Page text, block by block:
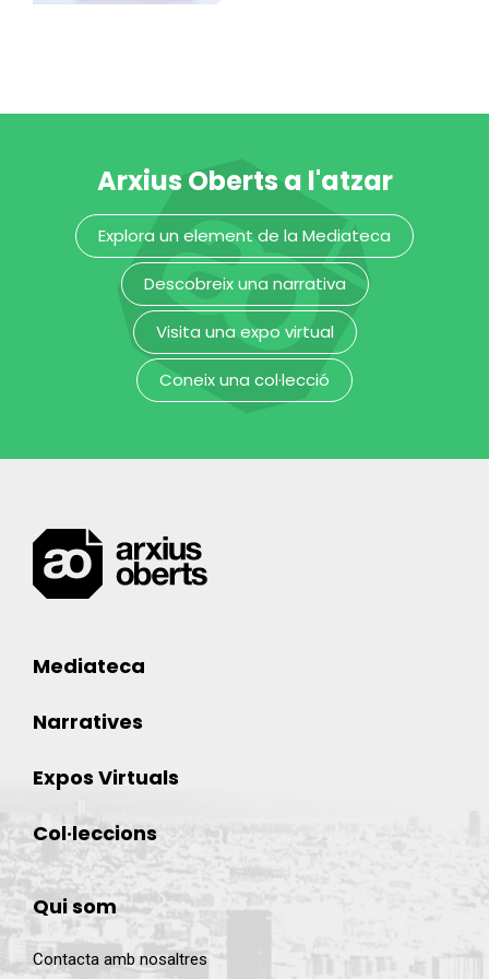
MUHBA - Museu d'Història de Barcelona MUHBA - Museu d'Història de Barcelona
Arxius Oberts a l'atzar
Explora un element de la Mediateca
Descobreix una narrativa
Visita una expo virtual
Coneix una col·lecció
Mediateca
Narratives
Expos Virtuals
Col·leccions
Qui som
Contacta amb nosaltres